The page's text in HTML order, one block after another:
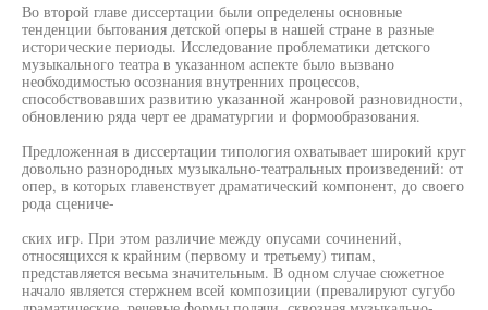
Во второй главе диссертации были определены основные
тенденции бытования детской оперы в нашей стране в разные
исторические периоды. Исследование проблематики детского
музыкального театра в указанном аспекте было вызвано
необходимостью осознания внутренних процессов,
способствовавших развитию указанной жанровой разновидности,
обновлению ряда черт ее драматургии и формообразования.
Предложенная в диссертации типология охватывает широкий круг
довольно разнородных музыкально-театральных произведений: от
опер, в которых главенствует драматический компонент, до своего
рода сцениче-
ских игр. При этом различие между опусами сочинений,
относящихся к крайним (первому и третьему) типам,
представляется весьма значительным. В одном случае сюжетное
начало является стержнем всей композиции (превалируют сугубо